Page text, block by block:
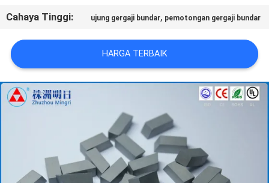
SITEMAP
PRIVACY
POLICY
Cahaya Tinggi: ujung gergaji bundar, pemotongan gergaji bundar
HARGA TERBAIK